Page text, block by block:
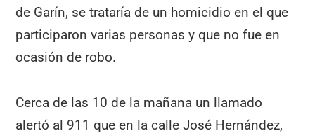
de Garín, se trataría de un homicidio en el que
participaron varias personas y que no fue en
ocasión de robo.
Cerca de las 10 de la mañana un llamado
alertó al 911 que en la calle José Hernández,